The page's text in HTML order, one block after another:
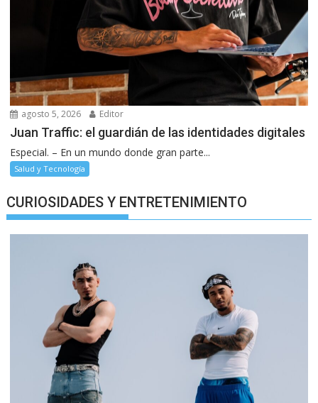
agosto 5, 2026 Editor
Juan Traffic: el guardián de las identidades digitales
Especial. – En un mundo donde gran parte...
Salud y Tecnología
CURIOSIDADES Y ENTRETENIMIENTO